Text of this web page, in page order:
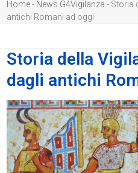
Home- News G4Vigilanza - Storia
antichi Romani ad oggi
Storia della
dagli antichi